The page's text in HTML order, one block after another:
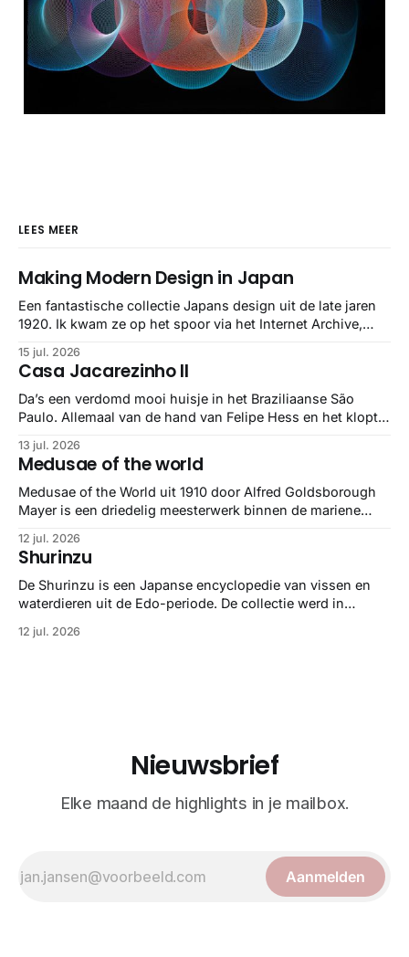
LEES MEER
Making Modern Design in Japan
Een fantastische collectie Japans design uit de late jaren
1920. Ik kwam ze op het spoor via het Internet Archive,
gebundeld in een: boek ✨ Daarin hebben ze alle scans een
stuk netter getrokken, maar op deze manier vind ik ze er
minstens
15 jul. 2026
Casa Jacarezinho II
Da’s een verdomd mooi huisje in het Braziliaanse São
Paulo. Allemaal van de hand van Felipe Hess en het klopt
13 jul. 2026
Medusae of the world
Medusae of the World uit 1910 door Alfred Goldsborough
Mayer is een driedelig meesterwerk binnen de mariene
gedetailleerd overzicht van kwallensoorten en hun
taxonomie. Het boek staat bekend om de combinatie van
strikte wetenschap met prachtige, handgetekende
illustraties en kleurendrukplaten van Mayer zelf.
12 jul. 2026
Shurinzu
De Shurinzu is een Japanse encyclopedie van vissen en
waterdieren uit de Edo-periode. De collectie werd in
bekend om verfijnde technieken en bijna driedimensionale
12 jul. 2026
Nieuwsbrief
Elke maand de highlights in je mailbox.
Aanmelden